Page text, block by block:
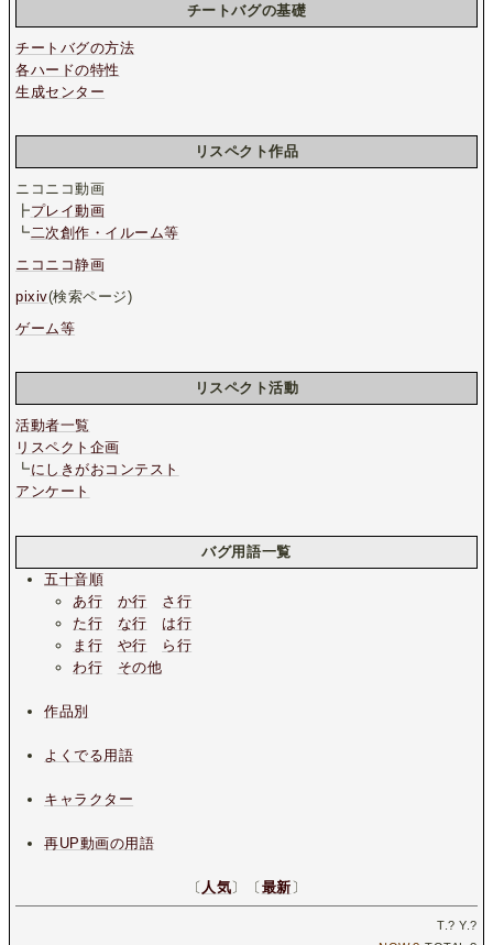
チートバグの基礎
チートバグの方法
各ハードの特性
生成センター
リスペクト作品
ニコニコ動画
┣プレイ動画
┗ 二次創作・イルーム等
ニコニコ静画
pixiv(検索ページ)
ゲーム等
リスペクト活動
活動者一覧
リスペクト企画
┗にしきがおコンテスト
アンケート
バグ用語一覧
五十音順
あ行
か行
さ行
た行
な行
は行
ま行
や行
ら行
わ行
その他
作品別
よくでる用語
キャラクター
再UP動画の用語
〔 人気〕〔最新〕
T.? Y.?